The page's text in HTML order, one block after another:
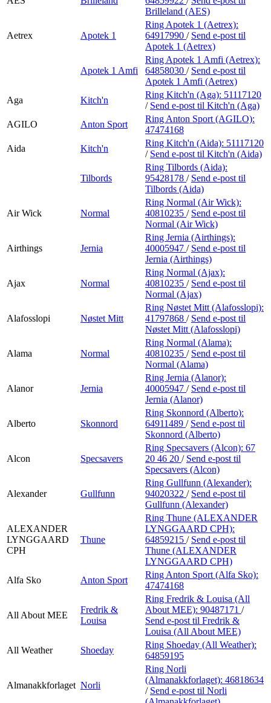
Brilleland (AES)
Aetrex Apotek 1
Ring Apotek 1 (Aetrex):
64917990 / Send e-post til
Apotek 1 (Aetrex)
Apotek 1 Amfi
Ring Apotek 1 Amfi (Aetrex):
64858030 / Send e-post til
Apotek 1 Amfi (Aetrex)
Aga
Kitch'n
Ring Kitch'n (Aga): 51117120
/ Send e-post til Kitch'n (Aga)
AGILO
Anton Sport
Ring Anton Sport (AGILO):
47474168
Aida
Kitch'n
Ring Kitch'n (Aida): 51117120
/ Send e-post til Kitch'n (Aida)
Tilbords
Ring Tilbords (Aida):
95428178 / Send e-post til
Tilbords (Aida)
Air Wick Normal
Ring Normal (Air Wick):
40810235 / Send e-post til
Normal (Air Wick)
Airthings Jernia
Ring Jernia (Airthings):
40005947 / Send e-post til
Jernia (Airthings)
Ajax Normal
Ring Normal (Ajax):
40810235 / Send e-post til
Normal (Ajax)
Alafosslopi Nøstet Mitt
Ring Nøstet Mitt (Alafosslopi):
41797868 / Send e-post til
Nøstet Mitt (Alafosslopi)
Alama Normal
Ring Normal (Alama):
40810235 / Send e-post til
Normal (Alama)
Alanor Jernia
Ring Jernia (Alanor):
40005947 / Send e-post til
Jernia (Alanor)
Alberto Skonnord
Ring Skonnord (Alberto):
64911489 / Send e-post til
Skonnord (Alberto)
Alcon Specsavers
Ring Specsavers (Alcon): 67
20 46 20 / Send e-post til
Specsavers (Alcon)
Alexander Gullfunn
Ring Gullfunn (Alexander):
94020322 / Send e-post til
Gullfunn (Alexander)
ALEXANDER
LYNGGAARD
CPH
Thune
Ring Thune (ALEXANDER
LYNGGAARD CPH):
64859215 / Send e-post til
Thune (ALEXANDER
LYNGGAARD CPH)
Alfa Sko
Anton Sport
Ring Anton Sport (Alfa Sko):
47474168
All About MEE
Fredrik &
Louisa
Ring Fredrik & Louisa (All
About MEE): 90487171 /
Send e-post til Fredrik &
Louisa (All About MEE)
All Weather
Shoeday
Ring Shoeday (All Weather):
64859195
Almanakkforlaget Norli
Ring Norli
(Almanakkforlaget): 46818634
/ Send e-post til Norli